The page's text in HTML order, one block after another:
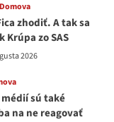
zhodiť. A tak sa
zo SAS
2026
sú také
na ne reagovať